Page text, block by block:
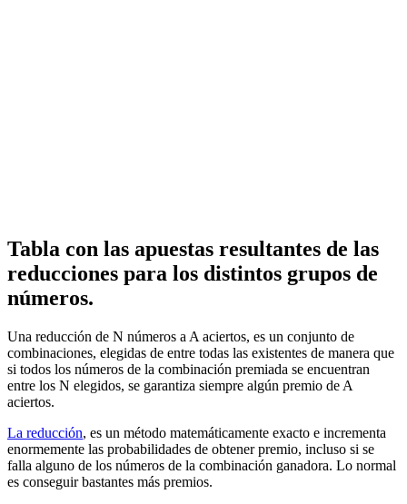
Tabla con las apuestas resultantes de las
reducciones para los distintos grupos de
números.
Una reducción de N números a A aciertos, es un conjunto de
combinaciones, elegidas de entre todas las existentes de manera que
si todos los números de la combinación premiada se encuentran
entre los N elegidos, se garantiza siempre algún premio de A
aciertos.
La reducción, es un método matemáticamente exacto e incrementa
enormemente las probabilidades de obtener premio, incluso si se
falla alguno de los números de la combinación ganadora. Lo normal
es conseguir bastantes más premios.